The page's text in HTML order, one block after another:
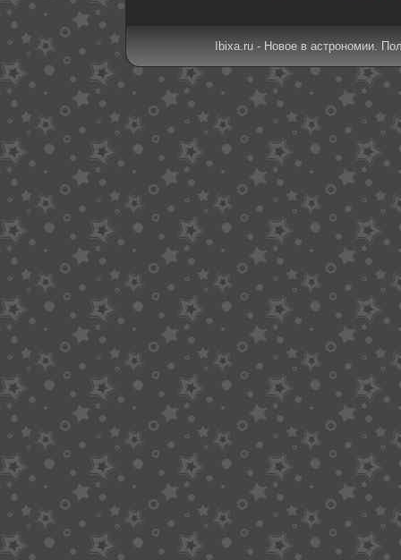
Ibixa.ru - Новое в астрономии.